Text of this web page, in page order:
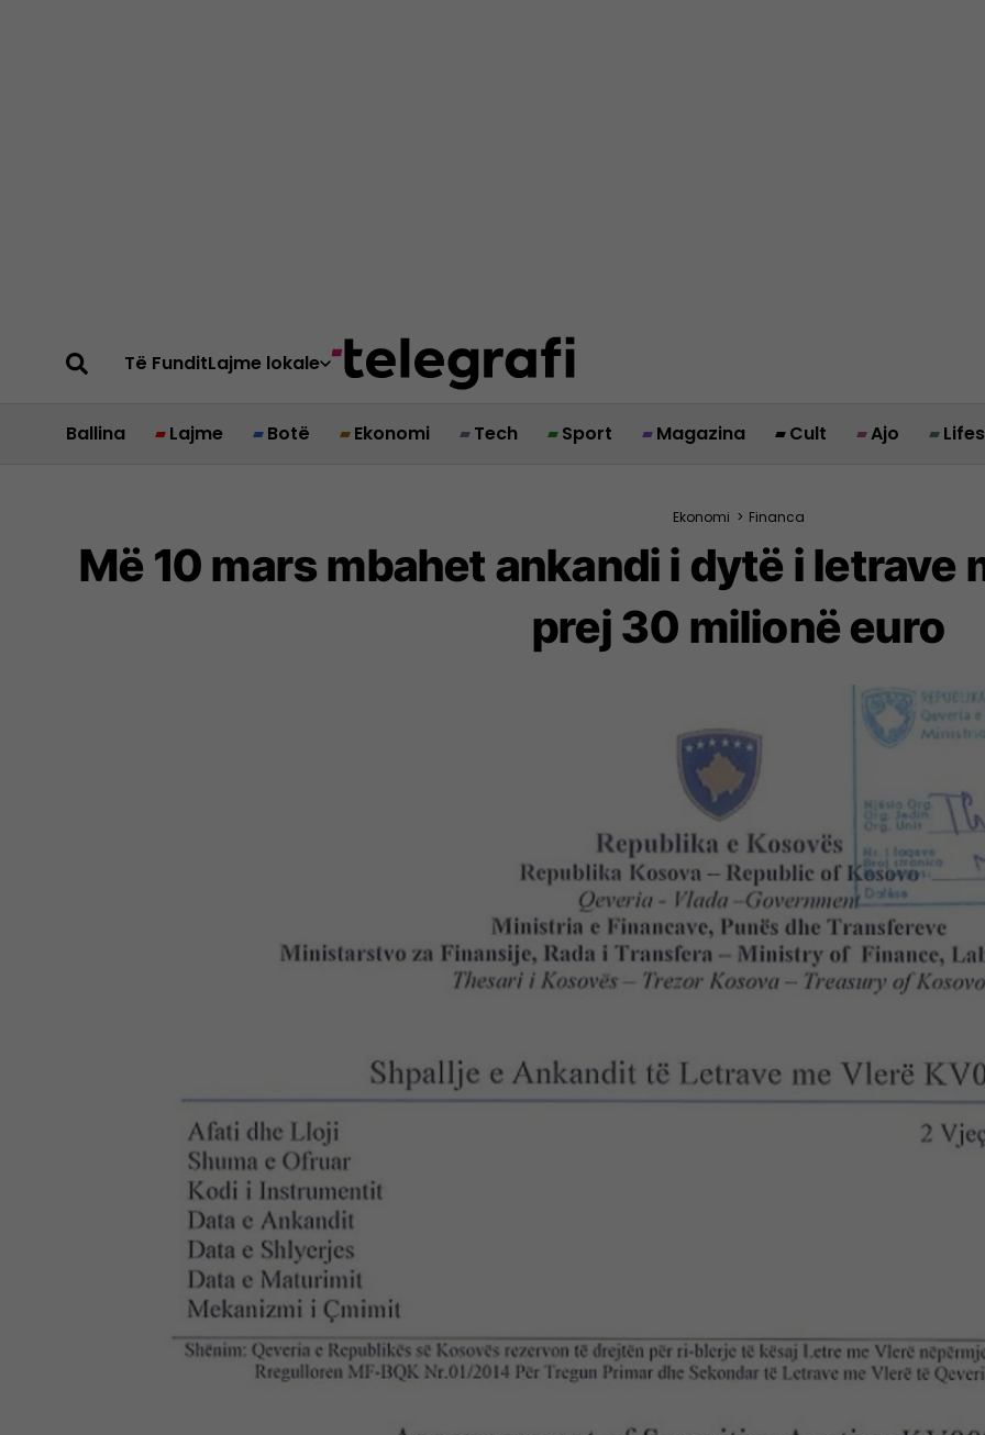
Të FunditLajme lokale
Ballina Lajme Botë Ekonomi Tech Sport Magazina Cult Ajo
Ekonomi > Financa
Më 10 mars mbahet ankandi i dytë i letrave
prej 30 milionë euro